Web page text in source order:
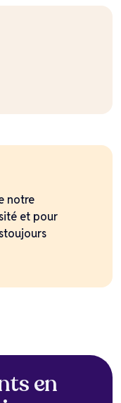
notre
et pour
en